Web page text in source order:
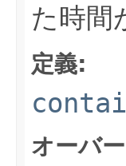
た時間
定義:
オーバ